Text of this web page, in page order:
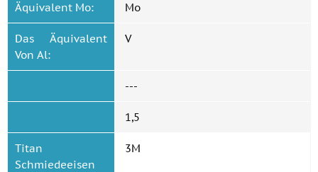
Äquivalent Mo: Mo
Das Äquivalent
Von Al:
V
---
1,5
Titan
Schmiedeeisen
3M